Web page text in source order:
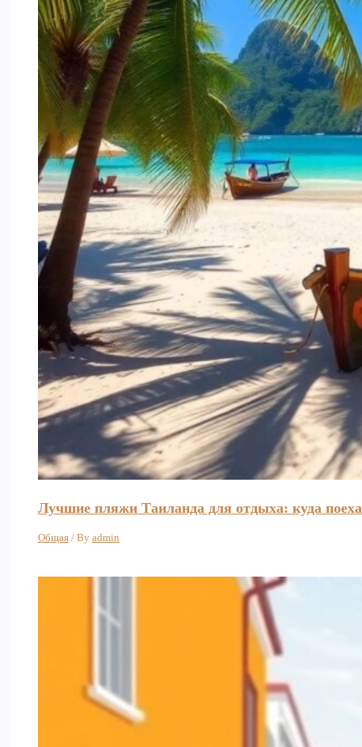
Лучшие пляжи Таиланда для отдыха: куда
Общая/ By admin